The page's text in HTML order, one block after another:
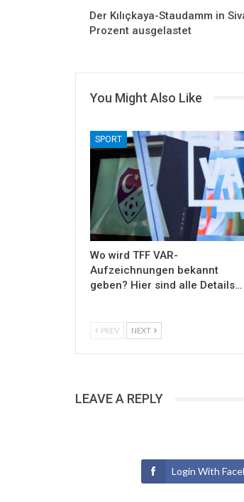
Der Kılıçkaya-Staudamm in
Prozent ausgelastet
You Might Also Like
SPORT
Wo wird TFF VAR-
Aufzeichnungen bekannt
geben? Hier sind alle Details…
PREV NEXT
LEAVE A REPLY
Login With